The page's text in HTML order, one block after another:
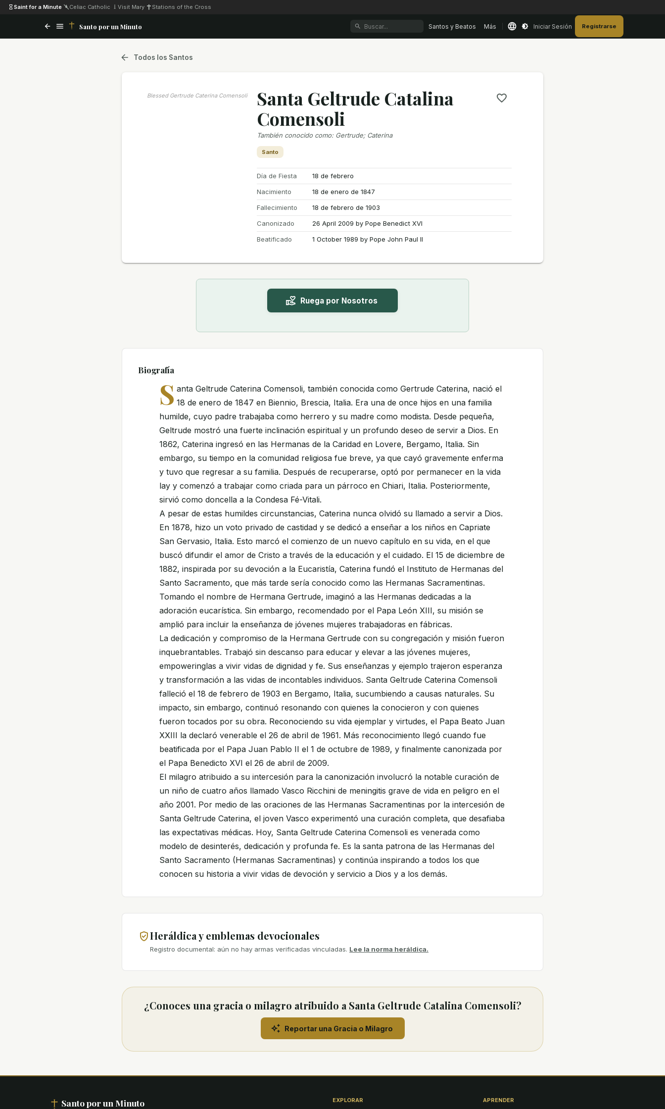
Saint for a Minute Celiac Catholic Visit Mary Stations of the Cross
Santo por un Minuto Santos y Beatos Más Iniciar Sesión Registrarse
Todos los Santos
Blessed Gertrude Caterina Comensoli
Santa Geltrude Catalina
Comensoli
También conocido como: Gertrude; Caterina
Santo
Día de Fiesta
18 de febrero
Nacimiento
18 de enero de 1847
Fallecimiento
18 de febrero de 1903
Canonizado
26 April 2009 by Pope Benedict XVI
Beatificado
1 October 1989 by Pope John Paul II
Ruega por Nosotros
Biografía
S anta Geltrude Caterina Comensoli, también conocida como Gertrude Caterina, nació el
18 de enero de 1847 en Biennio, Brescia, Italia. Era una de once hijos en una familia
humilde, cuyo padre trabajaba como herrero y su madre como modista. Desde pequeña,
Geltrude mostró una fuerte inclinación espiritual y un profundo deseo de servir a Dios. En
1862, Caterina ingresó en las Hermanas de la Caridad en Lovere, Bergamo, Italia. Sin
embargo, su tiempo en la comunidad religiosa fue breve, ya que cayó gravemente enferma
y tuvo que regresar a su familia. Después de recuperarse, optó por permanecer en la vida
lay y comenzó a trabajar como criada para un párroco en Chiari, Italia. Posteriormente,
sirvió como doncella a la Condesa Fé-Vitali.
A pesar de estas humildes circunstancias, Caterina nunca olvidó su llamado a servir a Dios.
En 1878, hizo un voto privado de castidad y se dedicó a enseñar a los niños en Capriate
San Gervasio, Italia. Esto marcó el comienzo de un nuevo capítulo en su vida, en el que
buscó difundir el amor de Cristo a través de la educación y el cuidado. El 15 de diciembre de
1882, inspirada por su devoción a la Eucaristía, Caterina fundó el Instituto de Hermanas del
Santo Sacramento, que más tarde sería conocido como las Hermanas Sacramentinas.
Tomando el nombre de Hermana Gertrude, imaginó a las Hermanas dedicadas a la
adoración eucarística. Sin embargo, recomendado por el Papa León XIII, su misión se
amplió para incluir la enseñanza de jóvenes mujeres trabajadoras en fábricas.
La dedicación y compromiso de la Hermana Gertrude con su congregación y misión fueron
inquebrantables. Trabajó sin descanso para educar y elevar a las jóvenes mujeres,
empoweringlas a vivir vidas de dignidad y fe. Sus enseñanzas y ejemplo trajeron esperanza
y transformación a las vidas de incontables individuos. Santa Geltrude Caterina Comensoli
falleció el 18 de febrero de 1903 en Bergamo, Italia, sucumbiendo a causas naturales. Su
impacto, sin embargo, continuó resonando con quienes la conocieron y con quienes
fueron tocados por su obra. Reconociendo su vida ejemplar y virtudes, el Papa Beato Juan
XXIII la declaró venerable el 26 de abril de 1961. Más reconocimiento llegó cuando fue
beatificada por el Papa Juan Pablo II el 1 de octubre de 1989, y finalmente canonizada por
el Papa Benedicto XVI el 26 de abril de 2009.
El milagro atribuido a su intercesión para la canonización involucró la notable curación de
un niño de cuatro años llamado Vasco Ricchini de meningitis grave de vida en peligro en el
año 2001. Por medio de las oraciones de las Hermanas Sacramentinas por la intercesión de
Santa Geltrude Caterina, el joven Vasco experimentó una curación completa, que desafiaba
las expectativas médicas. Hoy, Santa Geltrude Caterina Comensoli es venerada como
modelo de desinterés, dedicación y profunda fe. Es la santa patrona de las Hermanas del
Santo Sacramento (Hermanas Sacramentinas) y continúa inspirando a todos los que
conocen su historia a vivir vidas de devoción y servicio a Dios y a los demás.
Heráldica y emblemas devocionales
Registro documental: aún no hay armas verificadas vinculadas. Lee la norma heráldica.
¿Conoces una gracia o milagro atribuido a Santa Geltrude Catalina Comensoli?
Reportar una Gracia o Milagro
Santo por un Minuto EXPLORAR APRENDER